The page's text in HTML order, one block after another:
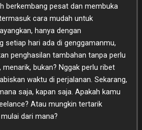
berkembang pesat dan membuka
cara mudah untuk
hanya dengan
setiap hari ada di genggamanmu,
penghasilan tambahan tanpa perlu
menarik, bukan? Nggak perlu ribet
waktu di perjalanan. Sekarang,
saja, kapan saja. Apakah kamu
Atau mungkin tertarik
dari mana?